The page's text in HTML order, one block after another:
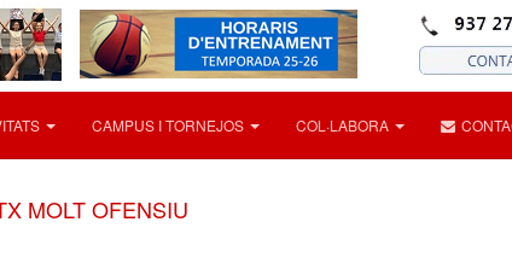
CAMPUS I TORNEJOS COL·LABORA
MOLT OFENSIU